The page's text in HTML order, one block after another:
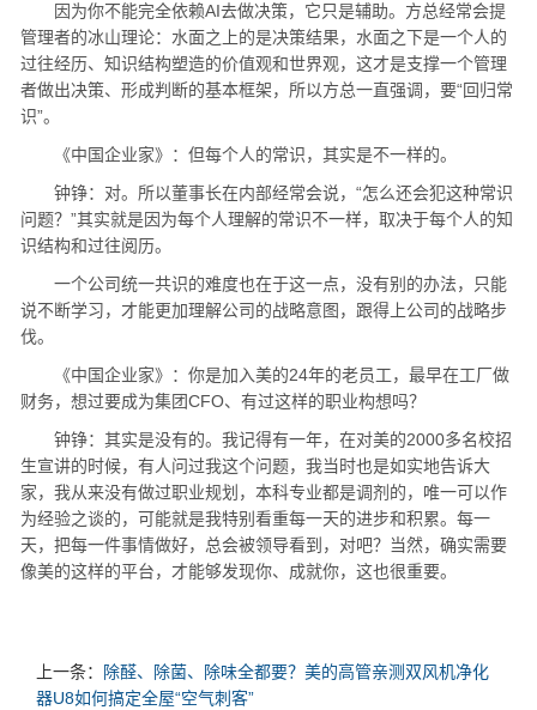
因为你不能完全依赖AI去做决策，它只是辅助。方总经常会提
管理者的冰山理论：水面之上的是决策结果，水面之下是一个人的
过往经历、知识结构塑造的价值观和世界观，这才是支撑一个管理
者做出决策、形成判断的基本框架，所以方总一直强调，要“回归常
识”。
《中国企业家》：但每个人的常识，其实是不一样的。
钟铮：对。所以董事长在内部经常会说，“怎么还会犯这种常识
问题？”其实就是因为每个人理解的常识不一样，取决于每个人的知
识结构和过往阅历。
一个公司统一共识的难度也在于这一点，没有别的办法，只能
说不断学习，才能更加理解公司的战略意图，跟得上公司的战略步
伐。
《中国企业家》：你是加入美的24年的老员工，最早在工厂做
财务，想过要成为集团CFO、有过这样的职业构想吗？
钟铮：其实是没有的。我记得有一年，在对美的2000多名校招
生宣讲的时候，有人问过我这个问题，我当时也是如实地告诉大
家，我从来没有做过职业规划，本科专业都是调剂的，唯一可以作
为经验之谈的，可能就是我特别看重每一天的进步和积累。每一
天，把每一件事情做好，总会被领导看到，对吧？当然，确实需要
像美的这样的平台，才能够发现你、成就你，这也很重要。
上一条：
除醛、除菌、除味全都要？美的高管亲测双风机净化
器U8如何搞定全屋“空气刺客”